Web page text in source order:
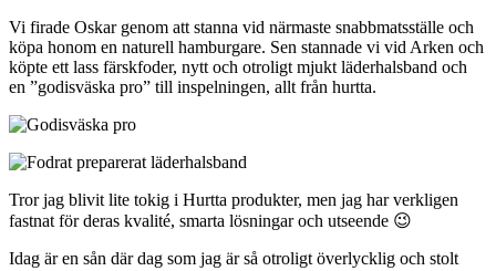
Vi firade Oskar genom att stanna vid närmaste snabbmatsställe och
köpa honom en naturell hamburgare. Sen stannade vi vid Arken och
köpte ett lass färskfoder, nytt och otroligt mjukt läderhalsband och
en ”godisväska pro” till inspelningen, allt från hurtta.
Tror jag blivit lite tokig i Hurtta produkter, men jag har verkligen
fastnat för deras kvalité, smarta lösningar och utseende 😉
Idag är en sån där dag som jag är så otroligt överlycklig och stolt